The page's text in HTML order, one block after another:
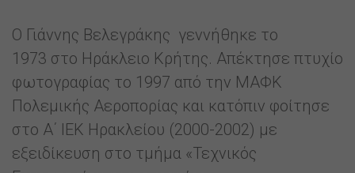
Ο Γιάννης Βελεγράκης γεννήθηκε το
1973 στο Ηράκλειο Κρήτης. Απέκτησε πτυχίο
φωτογραφίας το 1997 από την ΜΑΦΚ
Πολεμικής Αεροπορίας και κατόπιν φοίτησε
στο Α΄ ΙΕΚ Ηρακλείου (2000-2002) με
εξειδίκευση στο τμήμα «Τεχνικός